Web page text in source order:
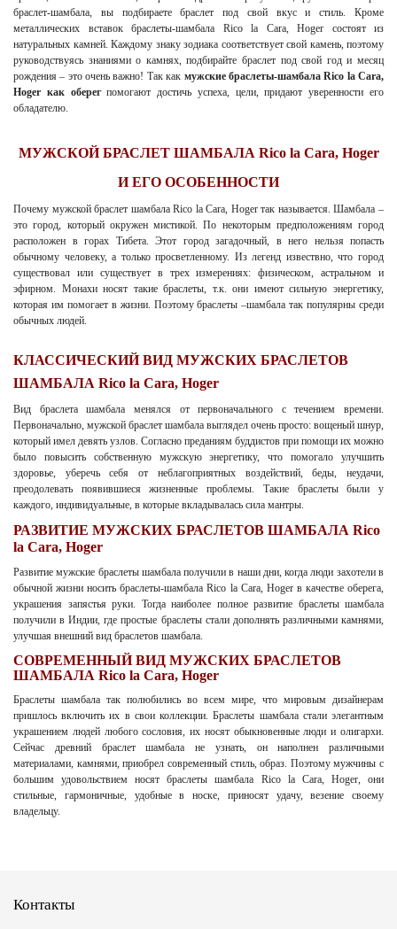
браслет-шамбала, вы подбираете браслет под свой вкус и стиль. Кроме
металлических вставок браслеты-шамбала Rico la Cara, Hoger состоят из
натуральных камней. Каждому знаку зодиака соответствует свой камень, поэтому
руководствуясь знаниями о камнях, подбирайте браслет под свой год и месяц
рождения – это очень важно! Так как мужские браслеты-шамбала Rico la Cara,
Hoger как оберегпомогают достичь успеха, цели, придают уверенности его
обладателю.
МУЖСКОЙ БРАСЛЕТ ШАМБАЛА Rico la Cara, Hoger
И ЕГО ОСОБЕННОСТИ
Почему мужской браслет шамбала Rico la Cara, Hoger так называется. Шамбала –
это город, который окружен мистикой. По некоторым предположениям город
расположен в горах Тибета. Этот город загадочный, в него нельзя попасть
обычному человеку, а только просветленному. Из легенд извествно, что город
существовал или существует в трех измерениях: физическом, астральном и
эфирном. Монахи носят такие браслеты, т.к. они имеют сильную энергетику,
которая им помогает в жизни. Поэтому браслеты –шамбала так популярны среди
обычных людей.
КЛАССИЧЕСКИЙ ВИД МУЖСКИХ БРАСЛЕТОВ
ШАМБАЛА Rico la Cara, Hoger
Вид браслета шамбала менялся от первоначального с течением времени.
Первоначально, мужской браслет шамбала выглядел очень просто: вощеный шнур,
который имел девять узлов. Согласно преданиям буддистов при помощи их можно
было повысить собственную мужскую энергетику, что помогало улучшить
здоровье, уберечь себя от неблагоприятных воздействий, беды, неудачи,
преодолевать появившиеся жизненные проблемы. Такие браслеты были у
каждого, индивидуальные, в которые вкладывалась сила мантры.
РАЗВИТИЕ МУЖСКИХ БРАСЛЕТОВ ШАМБАЛА Rico
la Cara, Hoger
Развитие мужские браслеты шамбала получили в наши дни, когда люди захотели в
обычной жизни носить браслеты-шамбала Rico la Cara, Hoger в качестве оберега,
украшения запястья руки. Тогда наиболее полное развитие браслеты шамбала
получили в Индии, где простые браслеты стали дополнять различными камнями,
улучшая внешний вид браслетов шамбала.
СОВРЕМЕННЫЙ ВИД МУЖСКИХ БРАСЛЕТОВ
ШАМБАЛА Rico la Cara, Hoger
Браслеты шамбала так полюбились во всем мире, что мировым дизайнерам
пришлось включить их в свои коллекции. Браслеты шамбала стали элегантным
украшением людей любого сословия, их носят обыкновенные люди и олигархи.
Сейчас древний браслет шамбала не узнать, он наполнен различными
материалами, камнями, приобрел современный стиль, образ. Поэтому мужчины с
большим удовольствием носят браслеты шамбала Rico la Cara, Hoger, они
стильные, гармоничные, удобные в носке, приносят удачу, везение своему
владельцу.
Контакты